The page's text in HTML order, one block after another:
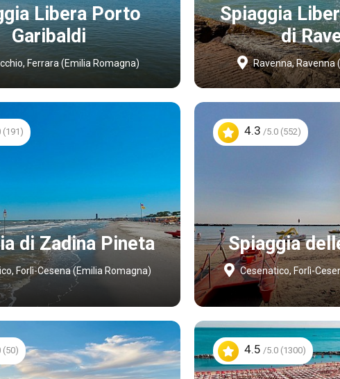
Libera Porto
Garibaldi
Ferrara (Emilia Romagna)
Spiaggia
di
Ravenna, Ravenna
(191)
di Zadina Pineta
Forlì-Cesena (Emilia Romagna)
4.3 /5.0 (552)
Spiaggia
Cesenatico, Forlì-
(50) 4.5 /5.0 (1300)